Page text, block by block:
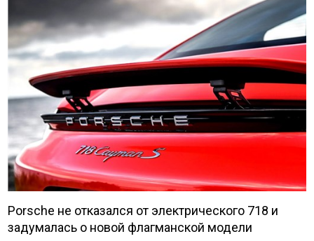
Porsche не отказался от электрического 718 и
задумалась о новой флагманской модели